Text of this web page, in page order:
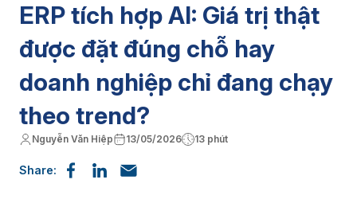
ERP tích hợp AI: Giá trị thật
được đặt đúng chỗ hay
doanh nghiệp chỉ đang chạy
theo trend?
Nguyễn Văn Hiệp 13/05/2026 13 phút
Share: